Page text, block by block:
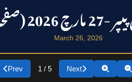
(صفحہ 2)
March 26, 2026
Prev 1 / 5 Next